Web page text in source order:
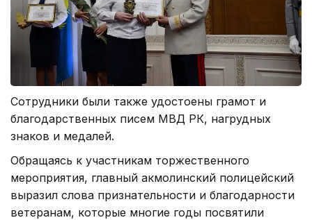
Сотрудники были также удостоены грамот и
благодарственных писем МВД РК, нагрудных
знаков и медалей.
Обращаясь к участникам торжественного
мероприятия, главный акмолинский полицейский
выразил слова признательности и благодарности
ветеранам, которые многие годы посвятили